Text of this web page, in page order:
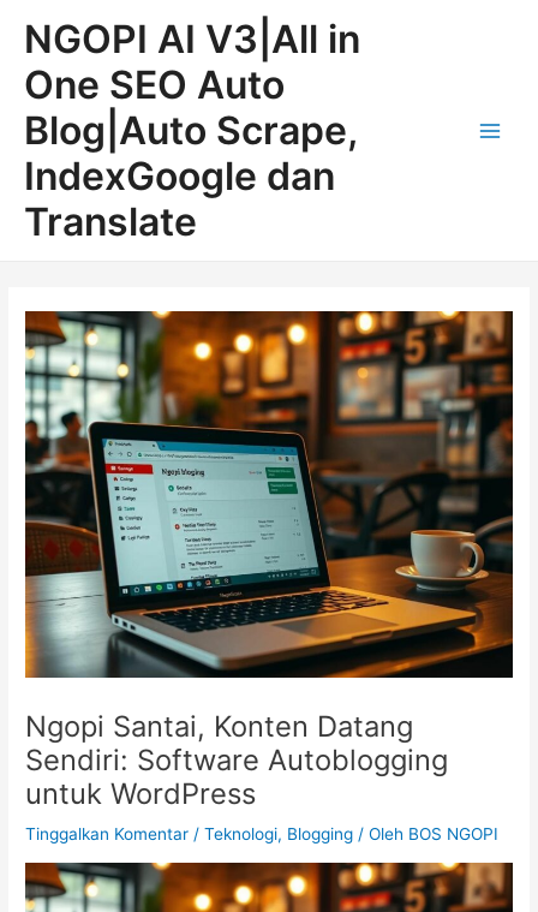
NGOPI AI V3|All in
One SEO Auto
Blog|Auto Scrape,
IndexGoogle dan
Translate
Ngopi Santai, Konten Datang
Sendiri: Software Autoblogging
untuk WordPress
Tinggalkan Komentar /Teknologi, Blogging / Oleh BOS NGOPI
navigation